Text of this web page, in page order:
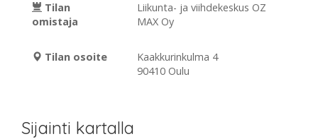
Tilan
omistaja
Liikunta- ja viihdekeskus OZ
MAX Oy
Tilan osoite
Kaakkurinkulma 4
90410 Oulu
Sijainti kartalla